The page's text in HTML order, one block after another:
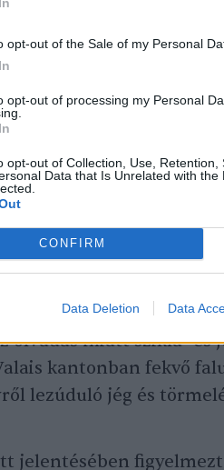
opt-out of the Sale of my Personal
opt-out of processing my Personal
opt-out of Collection, Use, Retention,
Data that Is Unrelated with the
CONFIRM
Data Deletion Data
hegyomlás
alacsonyabban
az elmúlt 12
gleccser
hullott, komolyan
hogy a gleccserek
olvadás miatt szikla- és
kantonban fekvő
lezúduló jég és
jelentésében